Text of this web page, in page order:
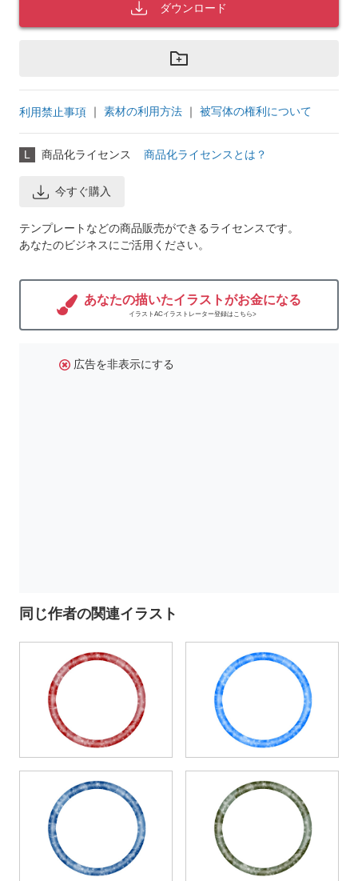
ダウンロード
利用禁止事項 ｜ 素材の利用方法 ｜ 被写体の権利について
L 商品化ライセンス 商品化ライセンスとは？
今すぐ購入
テンプレートなどの商品販売ができるライセンスです。
あなたのビジネスにご活用ください。
あなたの描いたイラストがお金になる
イラストACイラストレーター登録はこちら>
広告を非表示にする
同じ作者の関連イラスト